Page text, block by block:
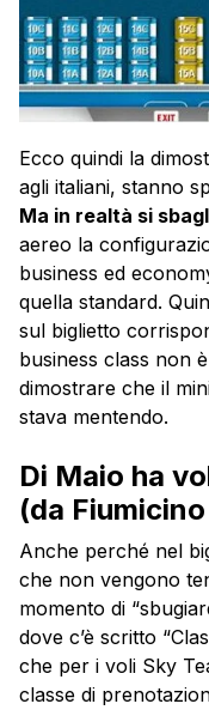
Ecco quindi la
agli italiani, stanno
Ma in realtà si
aereo la
business ed
quella standard.
sul biglietto
business class non
dimostrare che il
stava mentendo.
Di Maio ha
(da
Anche perché nel
che non vengono
momento di
dove c’è scritto
che per i voli Sky
classe di